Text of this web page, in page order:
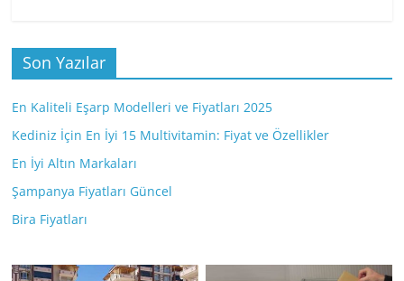
Son Yazılar
En Kaliteli Eşarp Modelleri ve Fiyatları 2025
Kediniz İçin En İyi 15 Multivitamin: Fiyat ve Özellikler
En İyi Altın Markaları
Şampanya Fiyatları Güncel
Bira Fiyatları